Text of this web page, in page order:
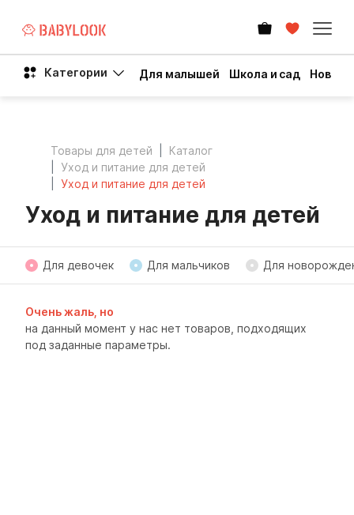
Категории Для малышей Школа и сад Новый
Товары для детей
Каталог
Уход и питание для детей
Уход и питание для детей
Уход и питание для детей
Для девочек Для мальчиков Для
Очень жаль, но
на данный момент у нас нет товаров, подходящих
под заданные параметры.